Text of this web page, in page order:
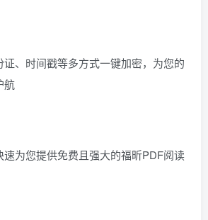
、时间戳等多方式一键加密，为您的
航
速为您提供免费且强大的福昕PDF阅读